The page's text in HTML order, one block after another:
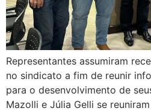
Representantes assumiram
no sindicato a fim de reunir
para o desenvolvimento de
Mazolli e Júlia Gelli se